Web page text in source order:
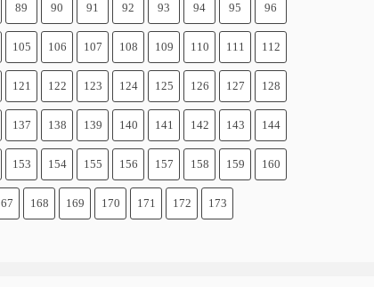
89 90 91 92 93 94 95 96
105 106 107 108 109 110 111 112
121 122 123 124 125 126 127 128
137 138 139 140 141 142 143 144
153 154 155 156 157 158 159 160
168 169 170 171 172 173